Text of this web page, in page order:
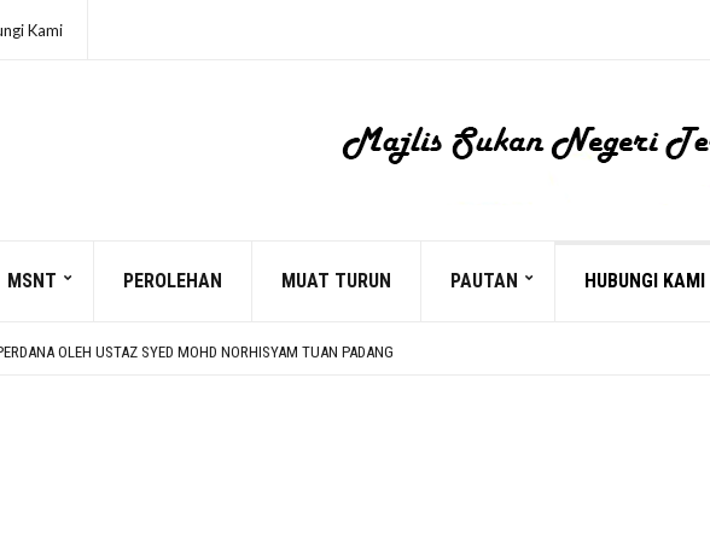
Kami
MSNT PEROLEHAN MUAT TURUN PAUTAN HUBUNGI KAMI
SEPAK
OLEH USTAZ SYED MOHD NORHISYAM TUAN PADANG